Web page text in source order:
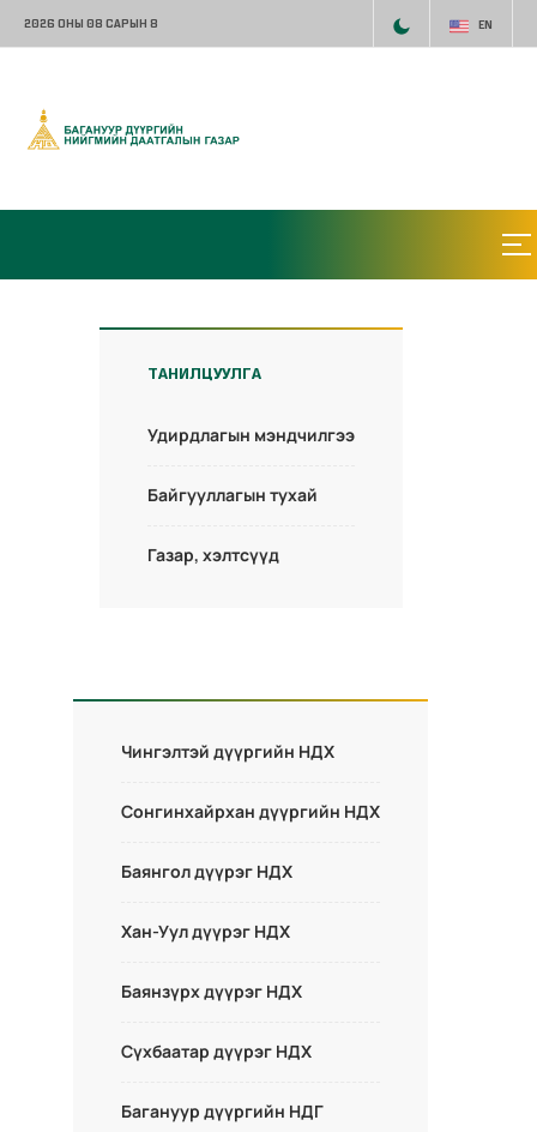
2026 ОНЫ 08 САРЫН 8 EN
ТАНИЛЦУУЛГА
Удирдлагын мэндчилгээ
Байгууллагын тухай
Газар, хэлтсүүд
Чингэлтэй дүүргийн НДХ
Сонгинхайрхан дүүргийн НДХ
Баянгол дүүрэг НДХ
Хан-Уул дүүрэг НДХ
Баянзүрх дүүрэг НДХ
Сүхбаатар дүүрэг НДХ
Багануур дүүргийн НДГ